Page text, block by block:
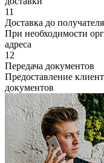
11
Доставка до получателя
При необходимости
адреса
12
Передача документов
Предоставление
документов